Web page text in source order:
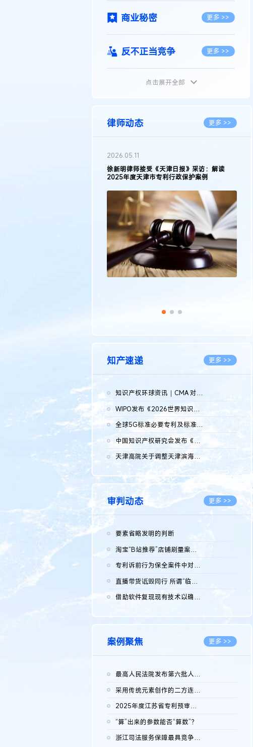
商业秘密 更多 >>
反不正当竞争 更多 >>
植物新品种
地理标志 更多 >>
集成电路布图设计
传统文化 更多 >>
点击展开全部
律师动态 更多 >>
2026.05.11
徐新明律师接受《天津日报》采访：解读
2025年度天津市专利行政保护案例
知产速递 更多 >>
知识产权环球资讯｜CMA 对微软发起调查；批量搬运二手平台数据构...
WIPO发布《2026世界知识产权报告》 含报告全文
全球5G标准必要专利及标准提案研究报告（2026年）全文发布
中国知识产权研究会发布《2025年度中国企业海外知识产权纠纷调查...
2026.08.07
天津高院关于调整天津滨海高新技术产业开发区华苑科技园一审普通...
2026.08.07
审判动态 更多 >>
要素省略发明的判断
淘宝“B站推荐”店铺刷量案维持原判，两被告连带赔偿150万元
专利诉前行为保全案件中对仿制药申请人曾作出三类声明的考量及违...
直播带货诋毁同行 所谓“临场发挥”不免责
借助软件复现现有技术以确认相关参数特征是否被公开
案例聚焦 更多 >>
最高人民法院发布第六批人民法院种业知识产权司法保护典型案例 含...
采用传统元素创作的二方连续装饰图案作品的独创性及侵权对比认定
2025年度江苏省专利预审典型案例
“算”出来的参数能否“算数”？
浙江司法服务保障最具竞争力营商环境建设典型案例（第二批）含侵...